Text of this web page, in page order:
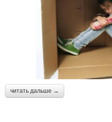
читать дальше →